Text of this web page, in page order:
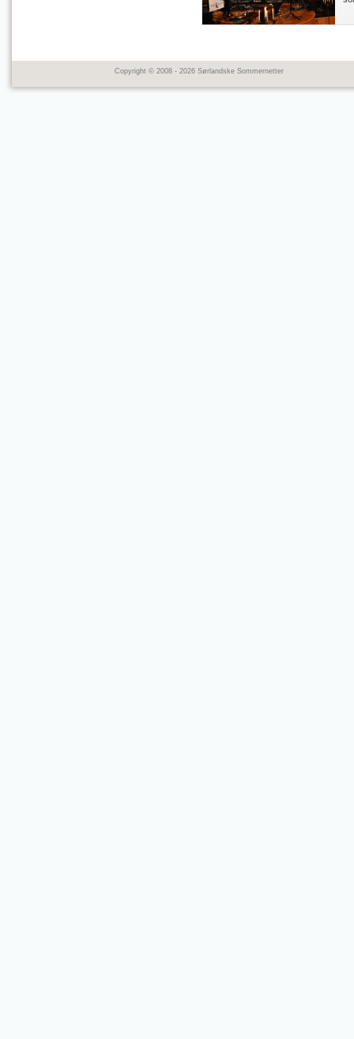
Copyright © 2008 - 2026 Sørlandske Sommernetter